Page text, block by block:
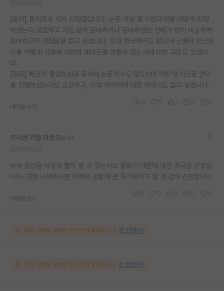
[동기] 통계학과 석사 진행중입니다. 논문 작성 및 지원과정을 어떻게 진행
하셨는지 궁금하고 저도 같이 준비하거나 준비하셨던 선배가 없어 비슷하게
준비하고자 경험담을 듣고 싶습니다. 또한 한국에서도 탑티어 스쿨이 아닌데
이를 어떻게 극복해 저만의 메리트를 만들수 있는지에 대한 고민도 있습니
다.
[질문] 빠르게 졸업하심과 동시에 논문개수도 많으신데 어떤 방식으로 연구
를 진행하셨는지도 궁금하고, 이후 커리어에 대한 이야기도 듣고 싶습니다.
대댓글 쓰기
무서운 카를 마르크스
박사 졸업을 이렇게 빨리 할 수 있는지도 몰랐기 때문에 많은 자극을 받았습
니다. 경험 나눠주시면 대학원 생활에 큰 동기부여가 될 것 같아 신청합니다.
대댓글 쓰기
해당 댓글을 보려면 로그인이 필요합니다. 로그인하기
해당 댓글을 보려면 로그인이 필요합니다. 로그인하기